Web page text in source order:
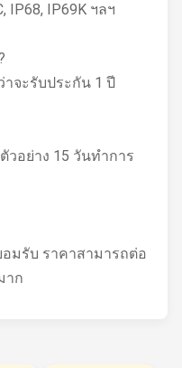
IP68, IP69K ฯลฯ
าจะรับประกัน 1 ปี
วอย่าง 15 วันทำการ
มรับ ราคาสามารถต่อ
าก